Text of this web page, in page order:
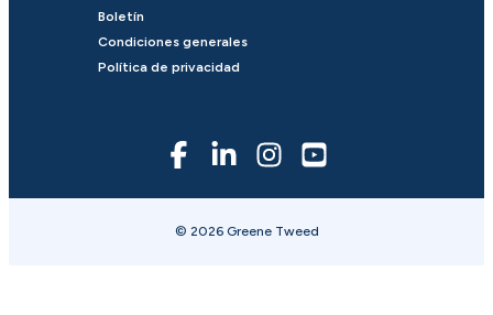
Boletín
Condiciones generales
Política de privacidad
© 2026 Greene Tweed